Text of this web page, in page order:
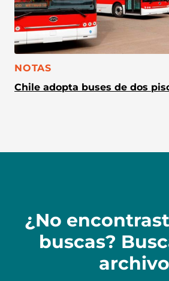
CATEGORÍA:
NOTAS
Chile adopta buses de dos
¿No
buscas?
archivo